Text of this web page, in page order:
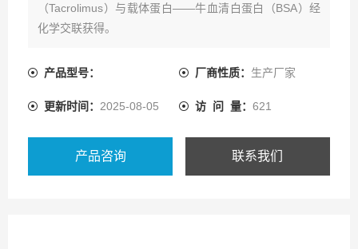
（Tacrolimus）与载体蛋白——牛血清白蛋白（BSA）经
化学交联获得。
产品型号： 厂商性质： 生产厂家
更新时间： 2025-08-05 访 问 量： 621
产品咨询 联系我们